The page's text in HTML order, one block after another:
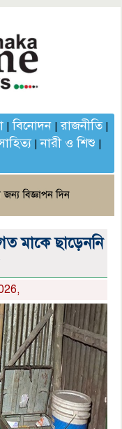
|বিনোদন|রাজনীতি|
|নারী ও শিশু |
মাকে ছাড়েননি